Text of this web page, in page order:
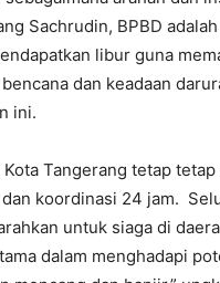
Sachrudin, BPBD
libur guna
dan keadaan
ini.
Kota Tangerang tetap
koordinasi 24 jam.
untuk siaga di
dalam menghadapi